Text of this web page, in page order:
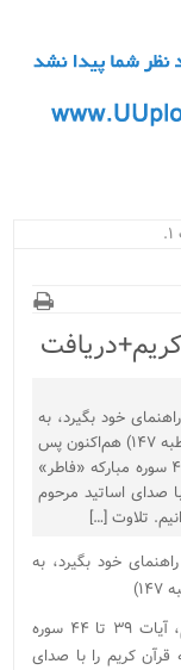
خود بگیرد، به
استوارترین راه‌ها هدایت می‌شود». (نهج‌البلاغه، خطبه ۱۴۷) هم‌اکنون پس
از آگاهی از این کلام نورانی معصوم، آیات ۳۹ تا ۴۴ سوره مبارکه «فاطر»
صدای اساتید مرحوم
تلاوت […]
خود بگیرد، به
هم‌اکنون پس از آگاهی از این کلام نورانی معصوم، آیات ۳۹ تا ۴۴ سوره
کریم را با صدای